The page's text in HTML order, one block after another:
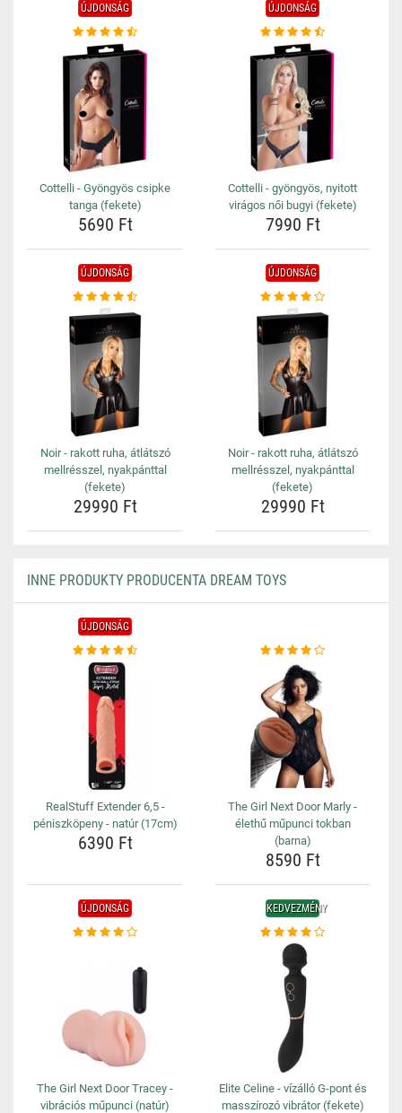
ÚJDONSÁG
Cottelli - Gyöngyös csipke
tanga (fekete)
5690 Ft
ÚJDONSÁG
Cottelli - gyöngyös, nyitott
virágos női bugyi (fekete)
7990 Ft
ÚJDONSÁG
Noir - rakott ruha, átlátszó
mellrésszel, nyakpánttal
(fekete)
29990 Ft
ÚJDONSÁG
Noir - rakott ruha, átlátszó
mellrésszel, nyakpánttal
(fekete)
29990 Ft
INNE PRODUKTY PRODUCENTA DREAM TOYS
ÚJDONSÁG
RealStuff Extender 6,5 -
péniszköpeny - natúr (17cm)
6390 Ft
The Girl Next Door Marly -
élethű műpunci tokban
(barna)
8590 Ft
ÚJDONSÁG
The Girl Next Door Tracey -
vibrációs műpunci (natúr)
KEDVEZMÉNY
Elite Celine - vízálló G-pont és
masszírozó vibrátor (fekete)